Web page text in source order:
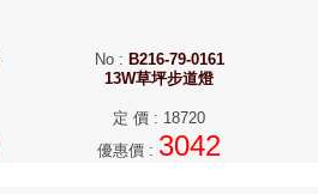
No: B216-79-0161
13W草坪步道燈
定 價 : 18720
優惠價 : 3042